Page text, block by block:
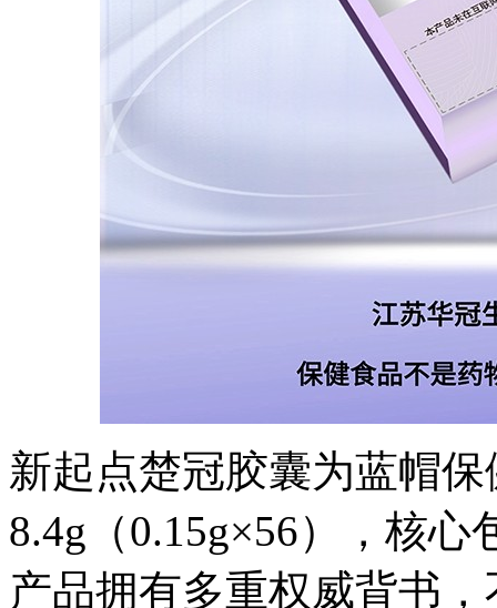
新起点楚冠胶囊为蓝帽
8.4g（0.15g×56），核
产品拥有多重权威背书